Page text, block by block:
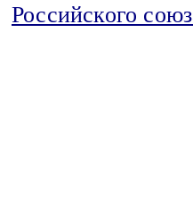
Российского